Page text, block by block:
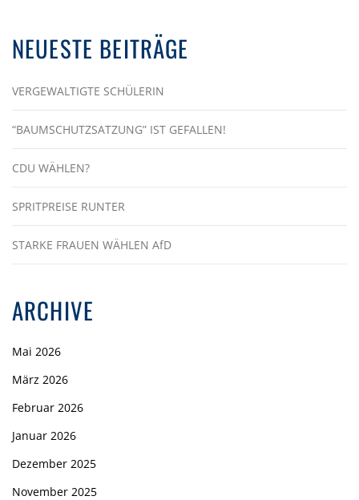
NEUESTE BEITRÄGE
VERGEWALTIGTE SCHÜLERIN
“BAUMSCHUTZSATZUNG” IST GEFALLEN!
CDU WÄHLEN?
SPRITPREISE RUNTER
STARKE FRAUEN WÄHLEN AfD
ARCHIVE
Mai 2026
März 2026
Februar 2026
Januar 2026
Dezember 2025
November 2025